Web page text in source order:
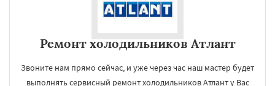
Ремонт холодильников Атлант
Звоните нам прямо сейчас, и уже через час наш мастер будет
выполнять сервисный ремонт холодильников Атлант у Вас